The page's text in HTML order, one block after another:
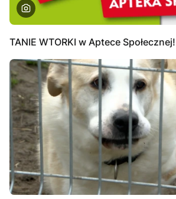
TANIE WTORKI w Aptece Społecznej!